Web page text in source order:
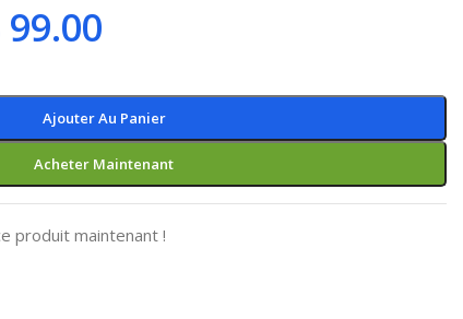
99.00
Ajouter Au Panier
Acheter Maintenant
produit maintenant !